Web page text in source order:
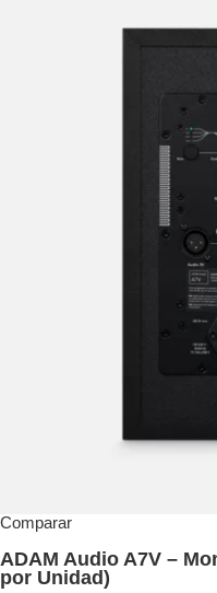
Comparar
ADAM Audio A7V –
por Unidad)